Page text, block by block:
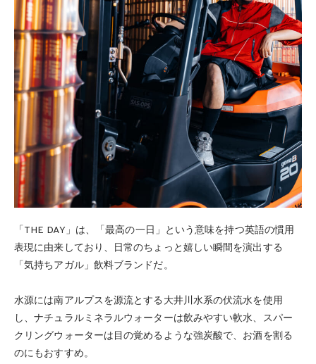
「THE DAY」は、「最高の一日」という意味を持つ英語の慣用
表現に由来しており、日常のちょっと嬉しい瞬間を演出する
「気持ちアガル」飲料ブランドだ。
水源には南アルプスを源流とする大井川水系の伏流水を使用
し、ナチュラルミネラルウォーターは飲みやすい軟水、スパー
クリングウォーターは目の覚めるような強炭酸で、お酒を割る
のにもおすすめ。